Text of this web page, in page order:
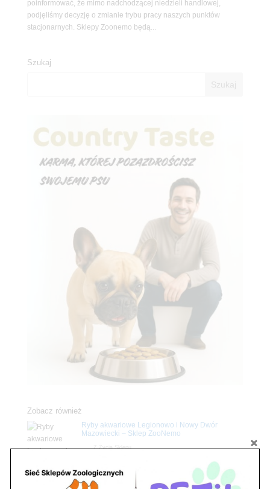
poinformować, że mimo nadchodzącej niedzieli handlowej,
podjęliśmy decyzję o zmianie trybu pracy naszych punktów
stacjonarnych. Sklepy Zoonemo będą...
Szukaj
Zobacz również
Z Życia Sklepu
Ryby akwariowe Legionowo i Nowy Dwór
Mazowiecki – Sklep ZooNemo
Stwórz podwodne arcydzieło: Najpiękniejsze
rośliny akwariowe w ZooNemo – Legionowo i
Nowy Dwór Mazowiecki